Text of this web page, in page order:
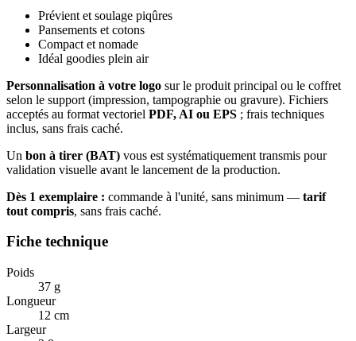
Prévient et soulage piqûres
Pansements et cotons
Compact et nomade
Idéal goodies plein air
Personnalisation à votre logo sur le produit principal ou le coffret
selon le support (impression, tampographie ou gravure). Fichiers
acceptés au format vectoriel PDF, AI ou EPS ; frais techniques
inclus, sans frais caché.
Un bon à tirer (BAT) vous est systématiquement transmis pour
validation visuelle avant le lancement de la production.
Dès 1 exemplaire : commande à l'unité, sans minimum — tarif
tout compris, sans frais caché.
Fiche technique
Poids
37 g
Longueur
12 cm
Largeur